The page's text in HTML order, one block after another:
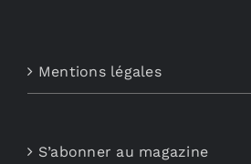
Mentions légales
S’abonner au magazine